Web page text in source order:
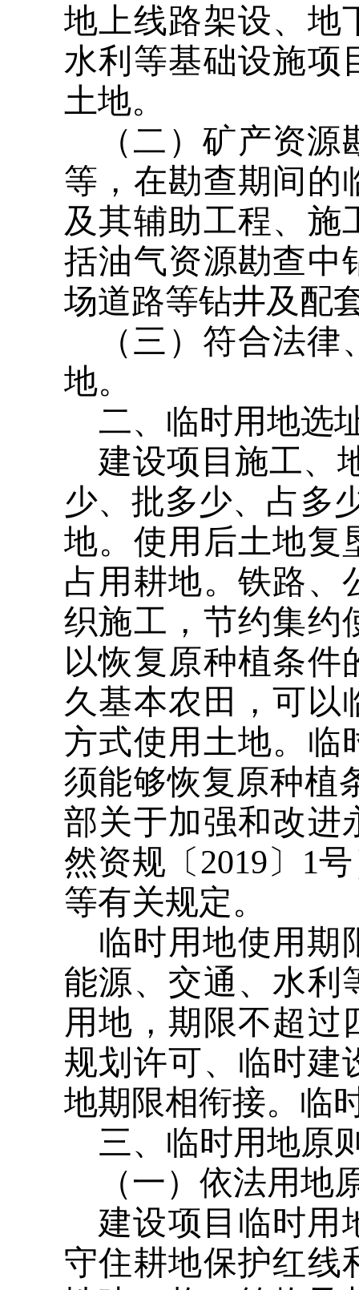
地上线路架设、地
水利等基础设施项
土地。
（二）矿产资
等，在勘查期间的
及其辅助工程、施
括油气资源勘查中
场道路等钻井及配
（三）符合法
地。
二、临时用地选
建设项目施工、
少、批多少、占多
地。使用后土地复
占用耕地。铁路、
织施工，节约集约
以恢复原种植条件
久基本农田，可以
方式使用土地。临
须能够恢复原种植
部关于加强和改进
然资规〔2019〕1
等有关规定。
临时用地使用期
能源、交通、水利
用地，期限不超过
规划许可、临时建
地期限相衔接。临
三、临时用地原
（一）依法用地
建设项目临时用
守住耕地保护红线